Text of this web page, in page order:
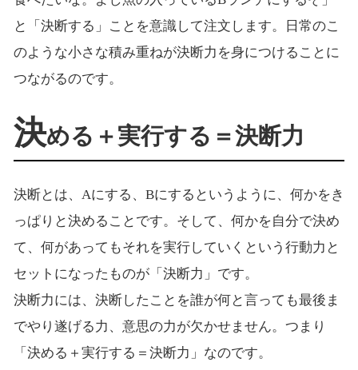
と「決断する」ことを意識して注文します。日常のこ
のような小さな積み重ねが決断力を身につけることに
つながるのです。
決める＋実行する＝決断力
決断とは、Aにする、Bにするというように、何かをき
っぱりと決めることです。そして、何かを自分で決め
て、何があってもそれを実行していくという行動力と
セットになったものが「決断力」です。
決断力には、決断したことを誰が何と言っても最後ま
でやり遂げる力、意思の力が欠かせません。つまり
「決める＋実行する＝決断力」なのです。